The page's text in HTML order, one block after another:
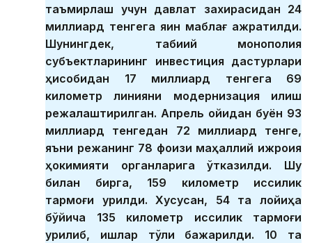
таъмирлаш учун давлат захирасидан 24
миллиард тенгега яқин маблағ ажратилди.
Шунингдек, табиий монополия
субъектларининг инвестиция дастурлари
ҳисобидан 17 миллиард тенгега 69
километр линияни модернизация қилиш
режалаштирилган. Апрель ойидан буён 93
миллиард тенгедан 72 миллиард тенге,
яъни режанинг 78 фоизи маҳаллий ижроия
ҳокимияти органларига ўтказилди. Шу
билан бирга, 159 километр иссиқлик
тармоғи қурилди. Хусусан, 54 та лойиҳа
бўйича 135 километр иссиқлик тармоғи
қурилиб, ишлар тўлиқ бажарилди. 10 та